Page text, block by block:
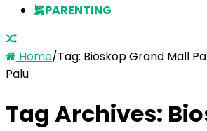
PARENTING
Home/Tag: Bioskop Grand Mall
Palu
Tag Archives: